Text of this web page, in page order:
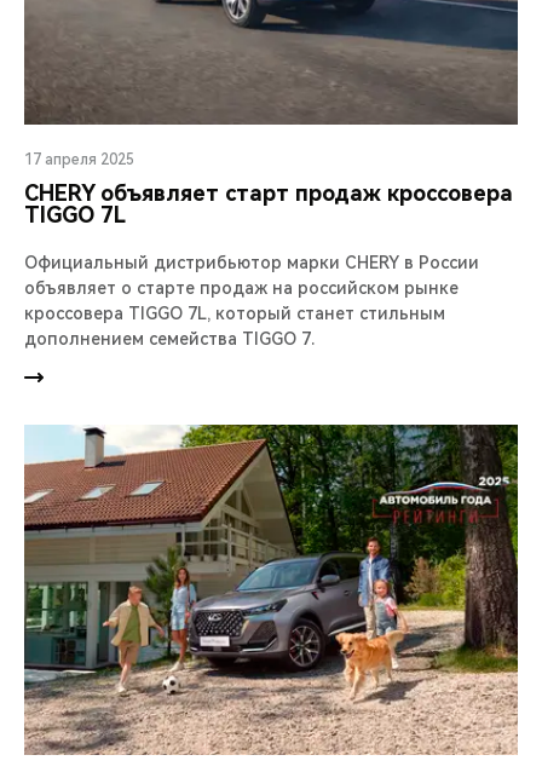
17 апреля 2025
CHERY объявляет старт продаж кроссовера
TIGGO 7L
Официальный дистрибьютор марки CHERY в России
объявляет о старте продаж на российском рынке
кроссовера TIGGO 7L, который станет стильным
дополнением семейства TIGGO 7.